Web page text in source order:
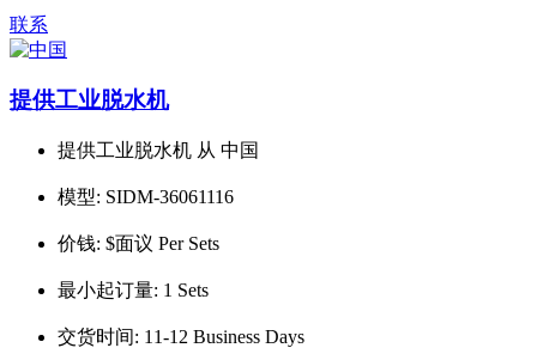
联系
提供工业脱水机
提供工业脱水机 从 中国
模型: SIDM-36061116
价钱: $面议 Per Sets
最小起订量: 1 Sets
交货时间: 11-12 Business Days